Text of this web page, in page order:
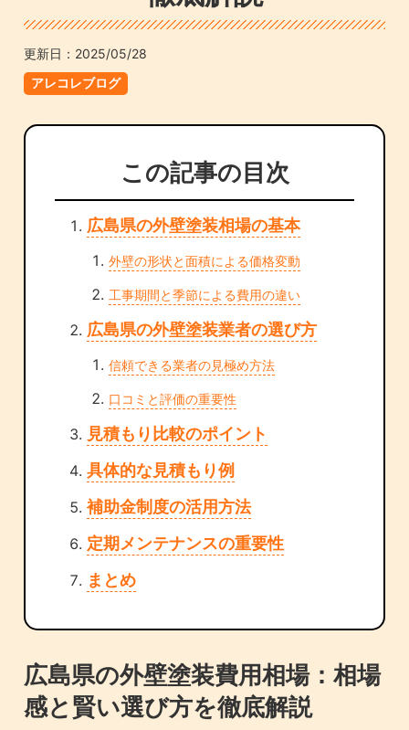
更新日： 2025/05/28
アレコレブログ
この記事の目次
広島県の外壁塗装相場の基本
外壁の形状と面積による価格変動
工事期間と季節による費用の違い
広島県の外壁塗装業者の選び方
信頼できる業者の見極め方法
口コミと評価の重要性
見積もり比較のポイント
具体的な見積もり例
補助金制度の活用方法
定期メンテナンスの重要性
まとめ
広島県の外壁塗装費用相場：相場
感と賢い選び方を徹底解説